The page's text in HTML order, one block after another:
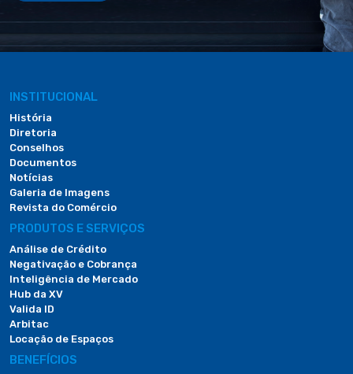
INSTITUCIONAL
História
Diretoria
Conselhos
Documentos
Notícias
Galeria de Imagens
Revista do Comércio
PRODUTOS E SERVIÇOS
Análise de Crédito
Negativação e Cobrança
Inteligência de Mercado
Hub da XV
Valida ID
Arbitac
Locação de Espaços
BENEFÍCIOS